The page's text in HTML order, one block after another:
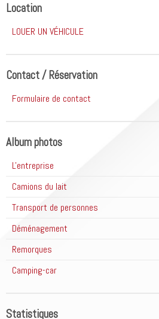
Location
LOUER UN VÉHICULE
Contact / Réservation
Formulaire de contact
Album photos
L'entreprise
Camions du lait
Transport de personnes
Déménagement
Remorques
Camping-car
Statistiques